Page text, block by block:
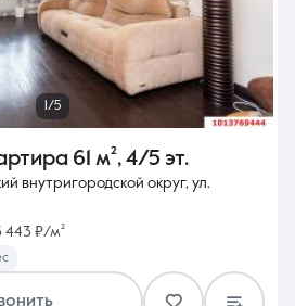
1/5
61 м², 4/5 эт.
внутригородской округ, ул.
443 ₽/м²